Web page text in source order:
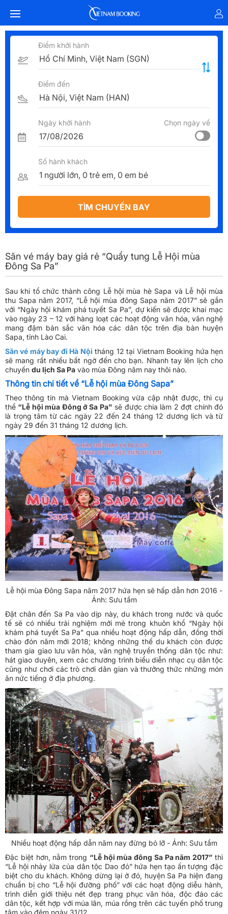
Điểm khởi hành
Điểm đến
Ngày khởi hành Chọn ngày về
Số hành khách
TÌM CHUYẾN BAY
Săn vé máy bay giá rẻ “Quẩy tung Lễ Hội mùa
Đông Sa Pa”
Sau khi tổ chức thành công Lễ hội mùa hè Sapa và Lễ hội mùa
thu Sapa năm 2017, “Lễ hội mùa đông Sapa năm 2017” sẽ gắn
với “Ngày hội khám phá tuyết Sa Pa”, dự kiến sẽ được khai mạc
vào ngày 23 – 12 với hàng loạt các hoạt động văn hóa, văn nghệ
mang đậm bản sắc văn hóa các dân tộc trên địa bàn huyện
Sapa, tỉnh Lào Cai.
Săn vé máy bay đi Hà Nội tháng 12 tại Vietnam Booking hứa hẹn
sẽ mang rất nhiều bất ngờ đến cho bạn. Nhanh tay lên lịch cho
chuyến du lịch Sa Pa vào mùa Đông năm nay thôi nào.
Thông tin chi tiết về “Lễ hội mùa Đông Sapa”
Theo thông tin mà Vietnam Booking vừa cập nhật được, thì cụ
thể “Lễ hội mùa Đông ở Sa Pa" sẽ được chia làm 2 đợt chính đó
là trọng tâm từ các ngày 22 đến 24 tháng 12 dương lịch và từ
ngày 29 đến 31 tháng 12 dương lịch.
Lễ hội mùa Đông Sapa năm 2017 hứa hẹn sẽ hấp dẫn hơn 2016 -
Ảnh: Sưu tầm
Đặt chân đến Sa Pa vào dịp này, du khách trong nước và quốc
tế sẽ có nhiều trải nghiệm mới mẻ trong khuôn khổ “Ngày hội
khám phá tuyết Sa Pa” qua nhiều hoạt động hấp dẫn, đồng thời
chào đón năm mới 2018; không những thế du khách còn được
tham gia giao lưu văn hóa, văn nghệ truyền thống dân tộc như:
hát giao duyên, xem các chương trình biểu diễn nhạc cụ dân tộc
cũng như chơi các trò chơi dân gian và thưởng thức những món
ăn nức tiếng ở địa phương.
Nhiều hoạt động hấp dẫn năm nay đừng bỏ lỡ - Ảnh: Sưu tầm
Đặc biệt hơn, nằm trong “Lễ hội mùa đông Sa Pa năm 2017” thì
“Lễ hội nhảy lửa của dân tộc Dao đỏ” hứa hẹn tạo ấn tượng đặc
biệt cho du khách. Không dừng lại ở đó, huyện Sa Pa hiện đang
chuẩn bị cho “Lễ hội đường phố” với các hoạt động diễu hành,
trình diễn giới thiệu nét đẹp trang phục văn hóa, độc đáo các
dân tộc, kết hợp với múa lân, múa rồng trên các tuyến phố trung